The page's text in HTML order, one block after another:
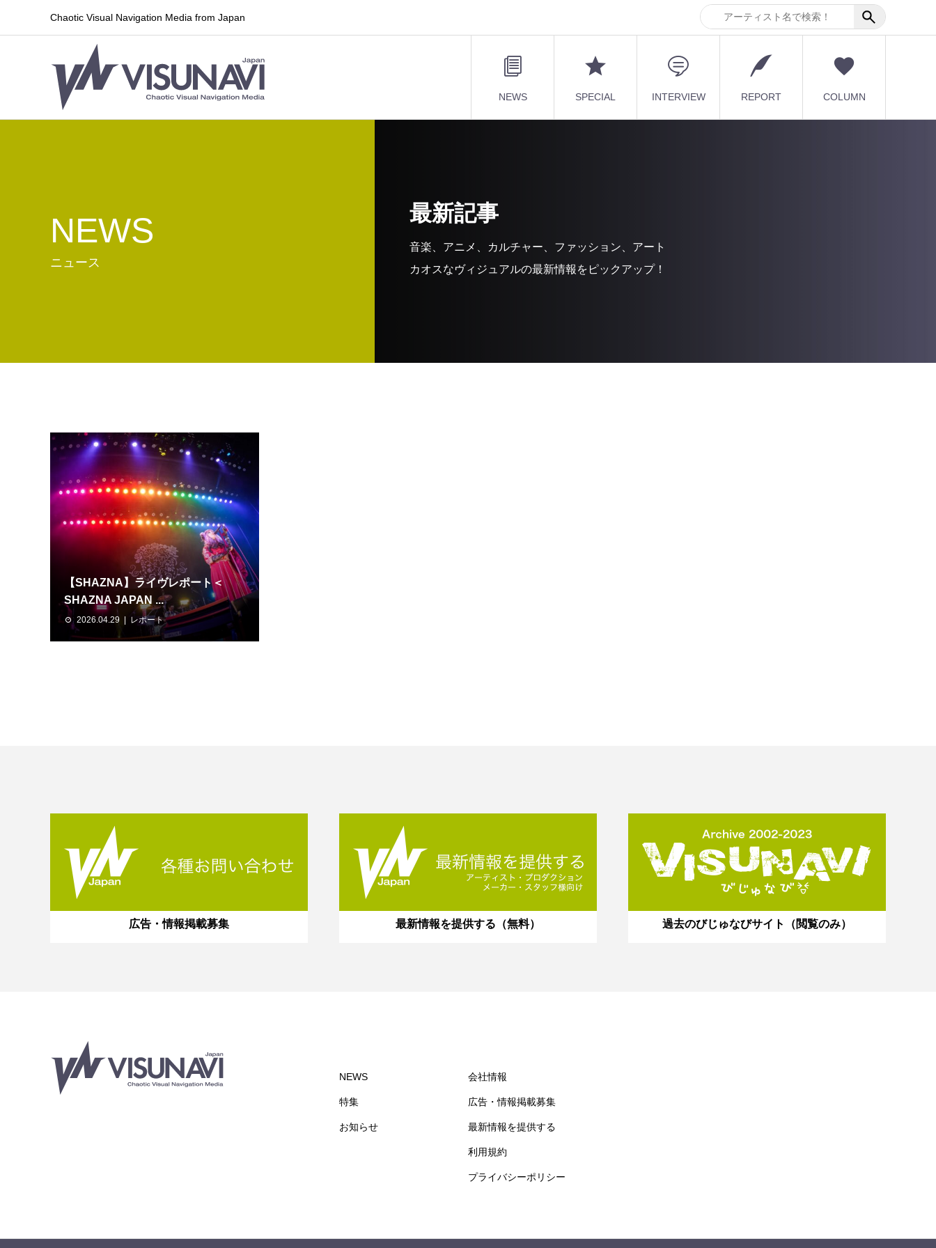
Chaotic Visual Navigation Media from Japan
NEWS SPECIAL INTERVIEW REPORT COLUMN
NEWS
ニュース
最新記事
音楽、アニメ、カルチャー、ファッション、アート
カオスなヴィジュアルの最新情報をピックアップ！
【SHAZNA】ライヴレポート＜
SHAZNA JAPAN ...
2026.04.29 レポート
広告・情報掲載募集 最新情報を提供する（無料） 過去のびじゅなびサイト（閲覧のみ）
NEWS
特集
お知らせ
会社情報
広告・情報掲載募集
最新情報を提供する
利用規約
プライバシーポリシー